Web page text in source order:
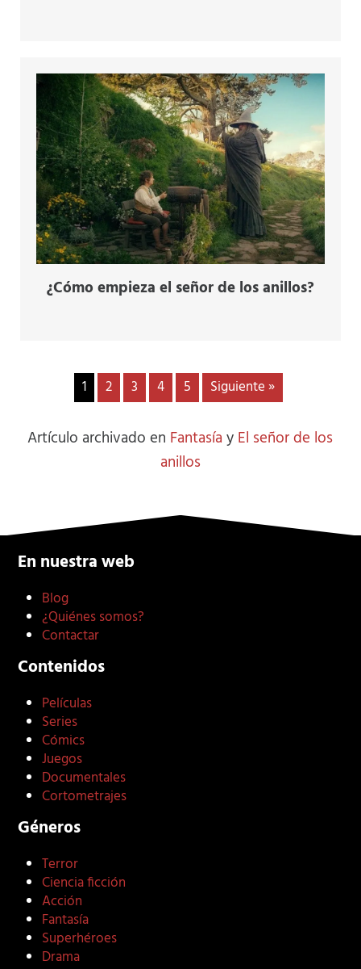
¿Cómo empieza el señor de los anillos?
1 2 3 4 5 Siguiente »
Artículo archivado en Fantasía y El señor de los
anillos
En nuestra web
Blog
¿Quiénes somos?
Contactar
Contenidos
Películas
Series
Cómics
Juegos
Documentales
Cortometrajes
Géneros
Terror
Ciencia ficción
Acción
Fantasía
Superhéroes
Drama